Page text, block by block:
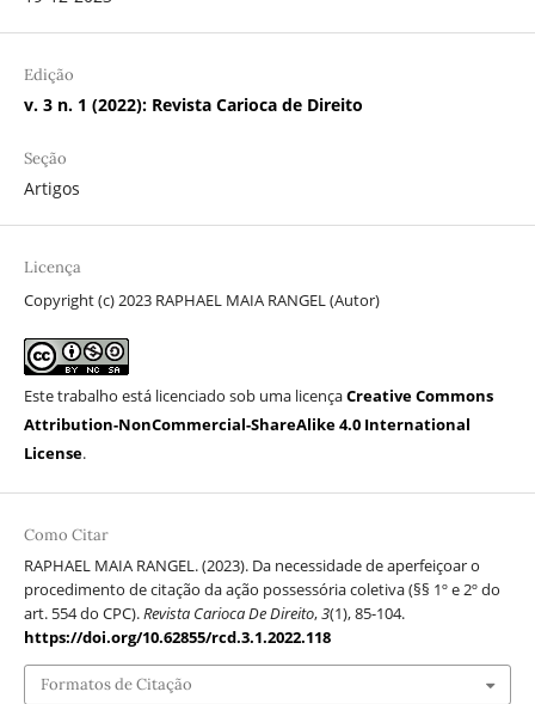
Edição
v. 3 n. 1 (2022): Revista Carioca de Direito
Seção
Artigos
Licença
Copyright (c) 2023 RAPHAEL MAIA RANGEL (Autor)
Este trabalho está licenciado sob uma licençaCreative Commons
Attribution-NonCommercial-ShareAlike 4.0 International
License.
Como Citar
RAPHAEL MAIA RANGEL. (2023). Da necessidade de aperfeiçoar o
procedimento de citação da ação possessória coletiva (§§ 1º e 2º do
art. 554 do CPC).Revista Carioca De Direito,3(1), 85-104.
https://doi.org/10.62855/rcd.3.1.2022.118
Formatos de Citação